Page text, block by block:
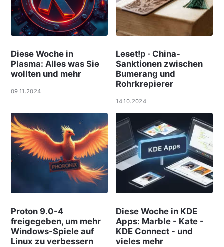
Diese Woche in
Plasma: Alles was Sie
wollten und mehr
09.11.2024
Leset!p · China-
Sanktionen zwischen
Bumerang und
Rohrkrepierer
14.10.2024
Proton 9.0-4
freigegeben, um mehr
Windows-Spiele auf
Linux zu verbessern
Diese Woche in KDE
Apps: Marble - Kate -
KDE Connect - und
vieles mehr